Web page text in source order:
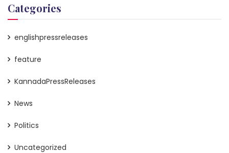
Categories
englishpressreleases
feature
KannadaPressReleases
News
Politics
Uncategorized